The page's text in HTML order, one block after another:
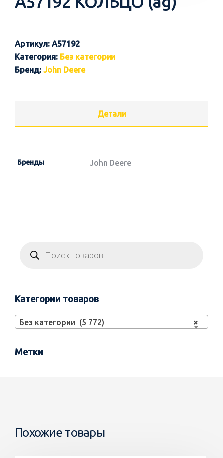
Артикул: A57192
Категория: Без категории
Бренд: John Deere
Детали
Бренды John Deere
Категории товаров
×
Без категории (5 772)
Метки
Похожие товары